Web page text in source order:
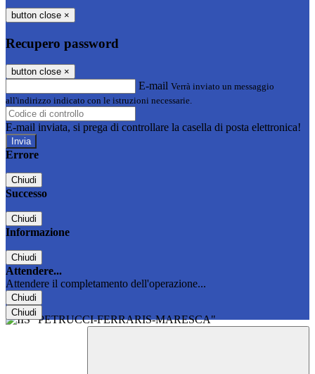
button close ×
Recupero password
button close ×
E-mail Verrà inviato un messaggio
all'indirizzo indicato con le istruzioni necessarie.
E-mail inviata, si prega di controllare la casella di posta elettronica!
Errore
Chiudi
Successo
Chiudi
Informazione
Chiudi
Attendere...
Attendere il completamento dell'operazione...
Chiudi
Chiudi